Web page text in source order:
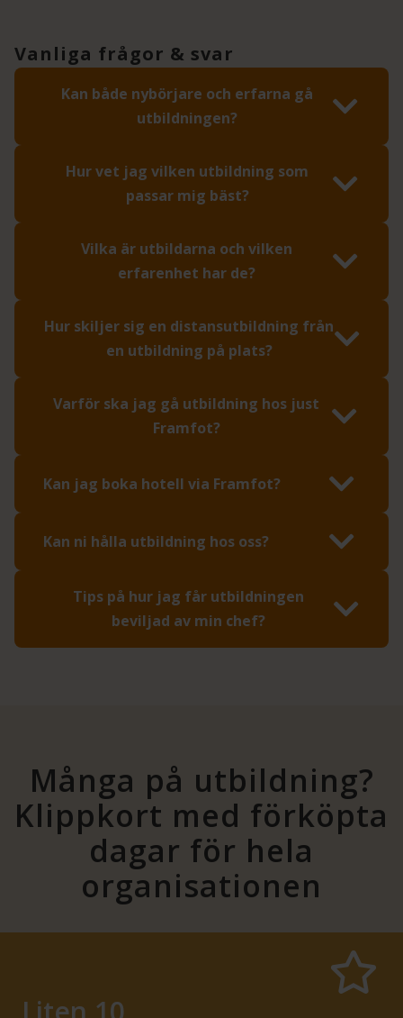
Vanliga frågor & svar
Kan både nybörjare och erfarna gå
utbildningen?
Hur vet jag vilken utbildning som
passar mig bäst?
Vilka är utbildarna och vilken
erfarenhet har de?
Hur skiljer sig en distansutbildning från
en utbildning på plats?
Varför ska jag gå utbildning hos just
Framfot?
Kan jag boka hotell via Framfot?
Kan ni hålla utbildning hos oss?
Tips på hur jag får utbildningen
beviljad av min chef?
Många på utbildning?
Klippkort med förköpta
dagar för hela
organisationen